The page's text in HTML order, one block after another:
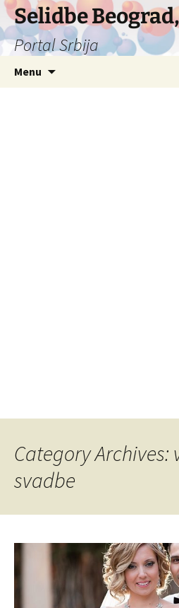
Selidbe
Portal Srbija
Menu
Category Archives:
svadbe